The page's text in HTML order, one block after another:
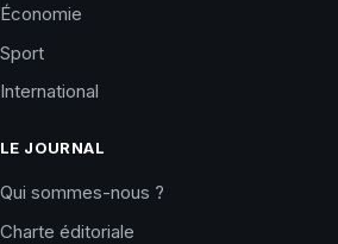
Économie
Sport
International
LE JOURNAL
Qui sommes-nous ?
Charte éditoriale